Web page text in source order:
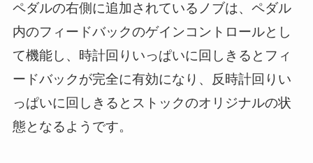
ペダルの右側に追加されているノブは、ペダル
内のフィードバックのゲインコントロールとし
て機能し、時計回りいっぱいに回しきるとフィ
ードバックが完全に有効になり、反時計回りい
っぱいに回しきるとストックのオリジナルの状
態となるようです。